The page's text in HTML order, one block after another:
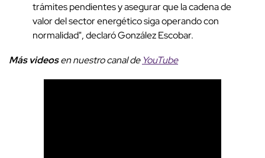
trámites pendientes y asegurar que la cadena de
valor del sector energético siga operando con
normalidad", declaró González Escobar.
Más videosen nuestro canal de YouTube